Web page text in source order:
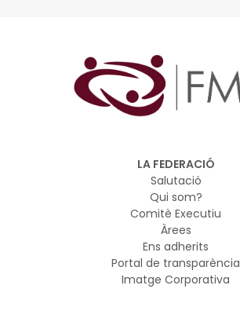
LA FEDERACIÓ
Salutació
Qui som?
Comitè Executiu
Àrees
Ens adherits
Portal de transparència
Imatge Corporativa